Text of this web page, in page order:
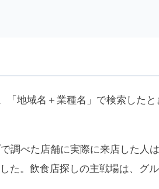
地域名＋業種名」で検索した
調べた店舗に実際に来店した人
た。飲食店探しの主戦場は、グ